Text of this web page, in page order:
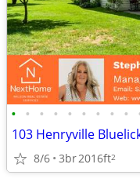
• • • • • • • • •
103 Henryville
8/6 3br2016ft2